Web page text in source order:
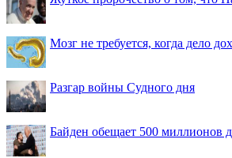
Мозг не требуется, когда дело
Разгар войны Судного дня
Байден обещает 500